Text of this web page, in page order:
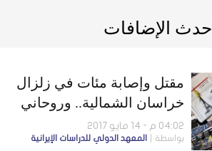
أحدث الإضافات
مقتل وإصابة مئات في زلزال
خراسان الشمالية.. وروحاني
ورئيسي يطالبان بمناظرة
ثنائية
04:02 م - 14 مايو 2017
بواسطة المعهد الدولي للدراسات الإيرانية